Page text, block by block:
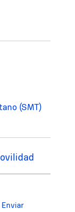
(SMT)
Enviar